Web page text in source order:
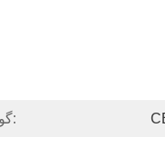
گواهی: